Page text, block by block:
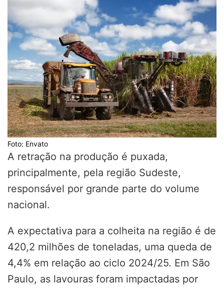
Foto: Envato
A retração na produção é puxada,
principalmente, pela região Sudeste,
responsável por grande parte do volume
nacional.
A expectativa para a colheita na região é de
420,2 milhões de toneladas, uma queda de
4,4% em relação ao ciclo 2024/25. Em São
Paulo, as lavouras foram impactadas por